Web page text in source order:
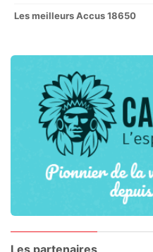
Les meilleurs Accus 18650